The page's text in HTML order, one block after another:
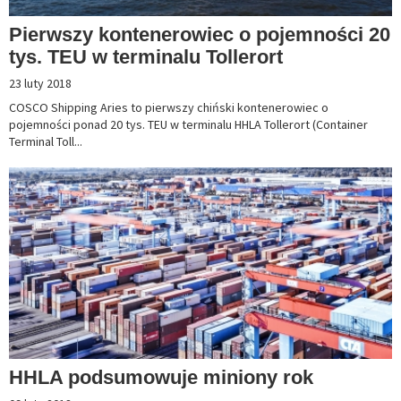
Pierwszy kontenerowiec o pojemności 20
tys. TEU w terminalu Tollerort
23 luty 2018
COSCO Shipping Aries to pierwszy chiński kontenerowiec o
pojemności ponad 20 tys. TEU w terminalu HHLA Tollerort (Container
Terminal Toll...
HHLA podsumowuje miniony rok